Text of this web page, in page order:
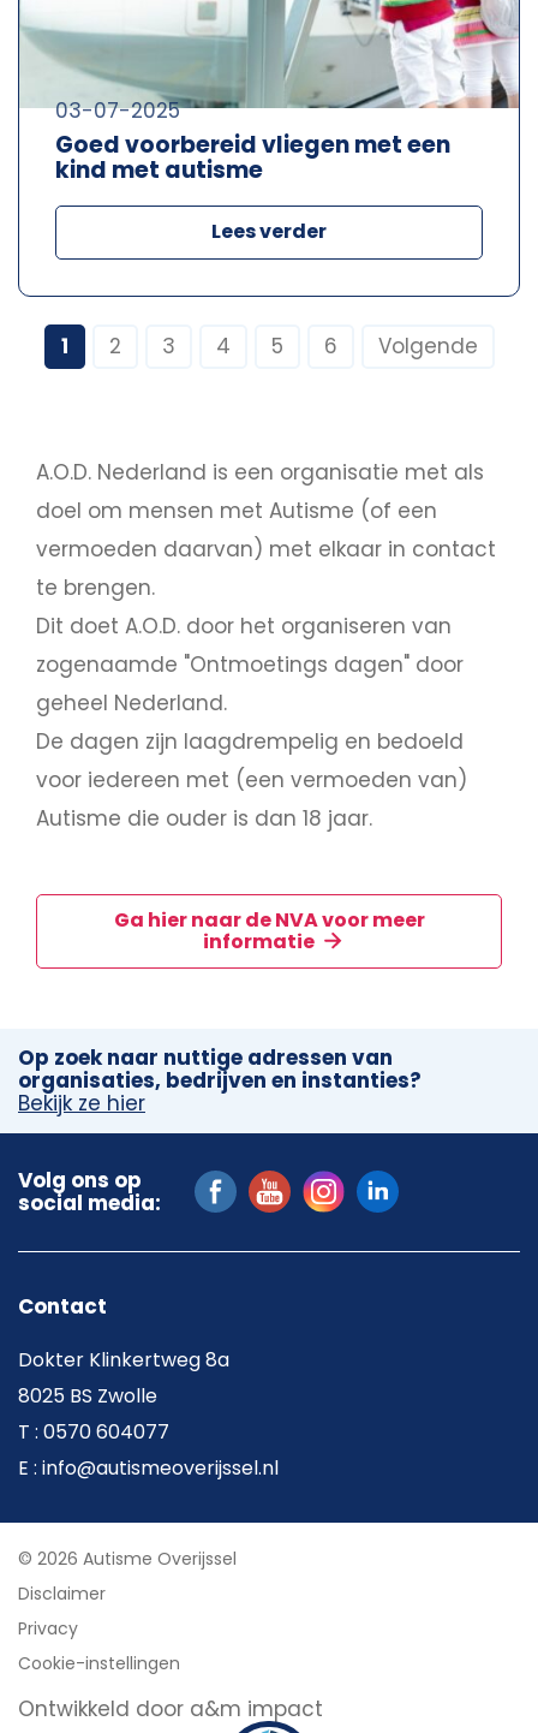
Goed voorbereid vliegen met een
kind met autisme
03-07-2025
Lees verder
1 2 3 4 5 6 Volgende
A.O.D. Nederland is een organisatie met als
doel om mensen met Autisme (of een
vermoeden daarvan) met elkaar in contact
te brengen.
Dit doet A.O.D. door het organiseren van
zogenaamde "Ontmoetings dagen" door
geheel Nederland.
De dagen zijn laagdrempelig en bedoeld
voor iedereen met (een vermoeden van)
Autisme die ouder is dan 18 jaar.
Ga hier naar de NVA voor meer
informatie
Op zoek naar nuttige adressen van
organisaties, bedrijven en instanties?
Bekijk ze hier
Volg ons op
social media:
Contact
Dokter Klinkertweg 8a
8025 BS Zwolle
T : 0570 604077
E : info@autismeoverijssel.nl
© 2026 Autisme Overijssel
Disclaimer
Privacy
Cookie-instellingen
Ontwikkeld door a&m impact